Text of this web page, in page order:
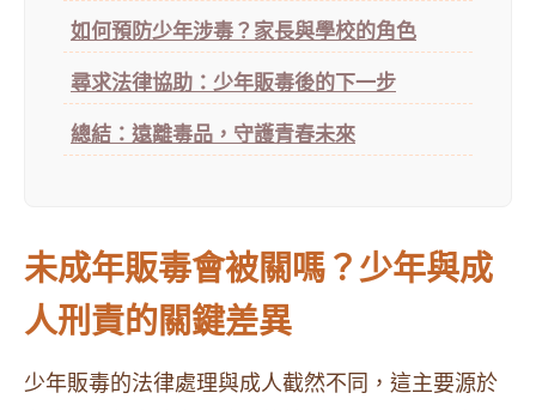
如何預防少年涉毒？家長與學校的角色
尋求法律協助：少年販毒後的下一步
總結：遠離毒品，守護青春未來
未成年販毒會被關嗎？少年與成
人刑責的關鍵差異
少年販毒的法律處理與成人截然不同，這主要源於